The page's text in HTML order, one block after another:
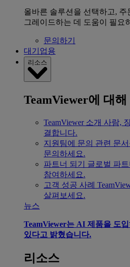
올바른 솔루션을 선택하고, 주
그레이드하는 데 도움이 필요
문의하기
대기업용
리소스
TeamViewer에 대해
TeamViewer 소개 사람,
결합니다.
지원팀에 문의 관련 문
문의하세요.
파트너 되기
글로벌 파트
참여하세요.
고객 성공 사례
살펴보세요.
뉴스
TeamViewer는 AI 제품을 도
있다고 밝혔습니다.
리소스